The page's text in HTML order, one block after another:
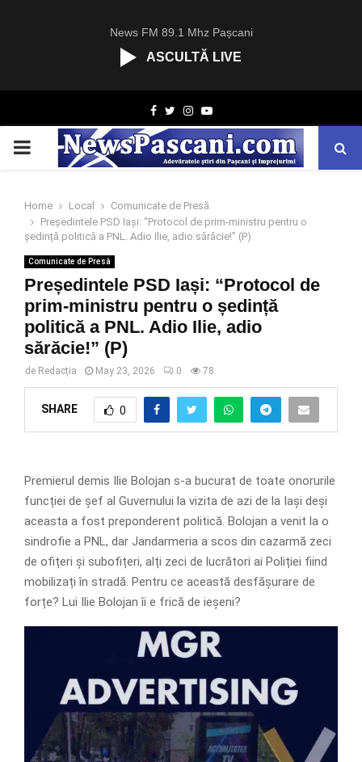
News FM 89.1 Mhz Pașcani
ASCULTĂ LIVE
Facebook
TwitterInstagram
Youtube
PRIMARY
Home Local
Comunicate de Presă
Președintele PSD Iași: “Protocol de prim-ministru pentru o
ședință politică a PNL. Adio Ilie, adio sărăcie!” (P)
Comunicate de Presă
Președintele PSD Iași: “Protocol de
prim-ministru pentru o ședință
politică a PNL. Adio Ilie, adio
sărăcie!” (P)
de Redacția May 23, 2026 0 78
SHARE 0
Premierul demis Ilie Bolojan s-a bucurat de toate onorurile
funcției de șef al Guvernului la vizita de azi de la Iași deși
aceasta a fost preponderent politică. Bolojan a venit la o
sindrofie a PNL, dar Jandarmeria a scos din cazarmă zeci
de ofițeri și subofițeri, alți zeci de lucrători ai Poliției fiind
mobilizați în stradă. Pentru ce această desfășurare de
forțe? Lui Ilie Bolojan îi e frică de ieșeni?